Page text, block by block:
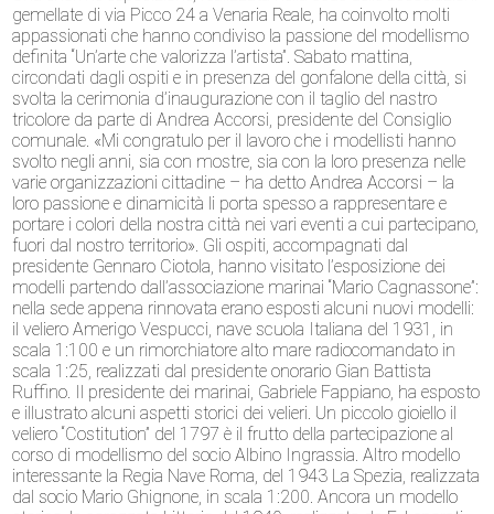
gemellate di via Picco 24 a Venaria Reale, ha coinvolto molti
appassionati che hanno condiviso la passione del modellismo
definita “Un’arte che valorizza l’artista”. Sabato mattina,
circondati dagli ospiti e in presenza del gonfalone della città, si
svolta la cerimonia d’inaugurazione con il taglio del nastro
tricolore da parte di Andrea Accorsi, presidente del Consiglio
comunale. «Mi congratulo per il lavoro che i modellisti hanno
svolto negli anni, sia con mostre, sia con la loro presenza nelle
varie organizzazioni cittadine – ha detto Andrea Accorsi – la
loro passione e dinamicità li porta spesso a rappresentare e
portare i colori della nostra città nei vari eventi a cui partecipano,
fuori dal nostro territorio». Gli ospiti, accompagnati dal
presidente Gennaro Ciotola, hanno visitato l’esposizione dei
modelli partendo dall’associazione marinai “Mario Cagnassone”:
nella sede appena rinnovata erano esposti alcuni nuovi modelli:
il veliero Amerigo Vespucci, nave scuola Italiana del 1931, in
scala 1:100 e un rimorchiatore alto mare radiocomandato in
scala 1:25, realizzati dal presidente onorario Gian Battista
Ruffino. Il presidente dei marinai, Gabriele Fappiano, ha esposto
e illustrato alcuni aspetti storici dei velieri. Un piccolo gioiello il
veliero “Costitution” del 1797 è il frutto della partecipazione al
corso di modellismo del socio Albino Ingrassia. Altro modello
interessante la Regia Nave Roma, del 1943 La Spezia, realizzata
dal socio Mario Ghignone, in scala 1:200. Ancora un modello